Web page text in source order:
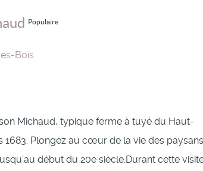
Populaire
Bois
Michaud, typique ferme à tuyé du Haut-
1683. Plongez au cœur de la vie des paysans
début du 20e siècle.Durant cette